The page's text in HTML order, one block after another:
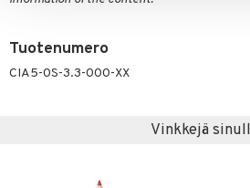
Tuotenumero
CIA5-0S-3.3-000-XX
Vinkkejä